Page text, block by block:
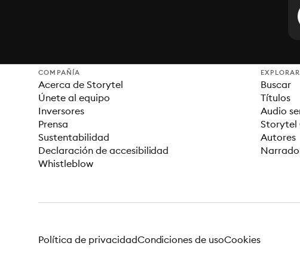
COMPAÑÍA
Acerca de Storytel
Únete al equipo
Inversores
Prensa
Sustentabilidad
Declaración de accesibilidad
Whistleblow
EXPLORAR
Buscar
Títulos
Audio
Storytel
Autores
Política de privacidadCondiciones de usoCookies